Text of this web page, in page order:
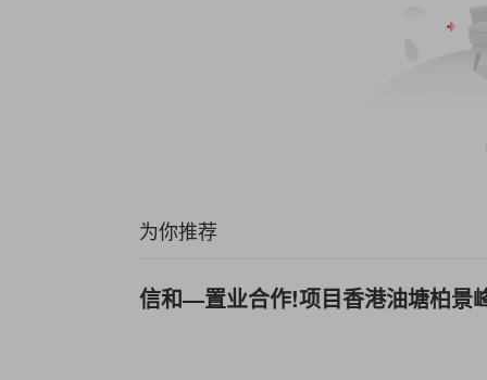
为你推荐
信和—置业合作!项目香港油塘柏景